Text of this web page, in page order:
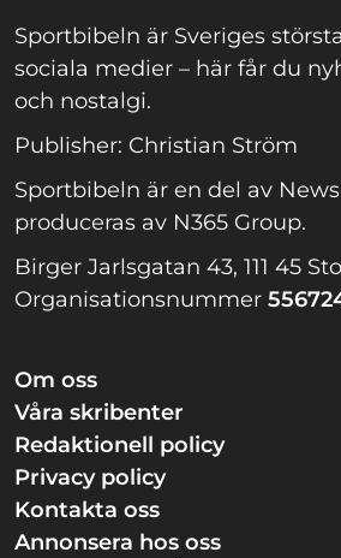
Sportbibeln är Sveriges
sociala medier – här får du
och nostalgi.
Publisher: Christian Ström
Sportbibeln är en del av
produceras av N365 Group.
Birger Jarlsgatan 43, 111 45
Organisationsnummer
Om oss
Våra skribenter
Redaktionell policy
Privacy policy
Kontakta oss
Annonsera hos oss